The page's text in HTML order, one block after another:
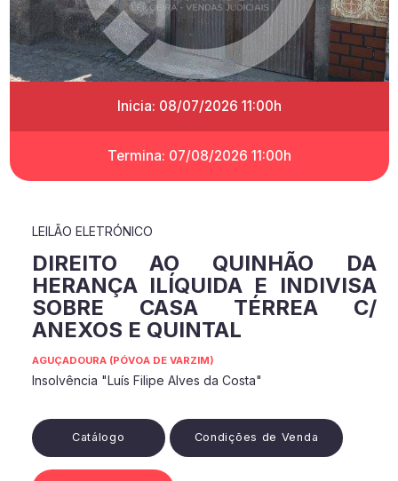
Inicia: 08/07/2026 11:00h
Termina: 07/08/2026 11:00h
LEILÃO ELETRÓNICO
DIREITO AO QUINHÃO DA
HERANÇA ILÍQUIDA E INDIVISA
SOBRE CASA TÉRREA C/
ANEXOS E QUINTAL
AGUÇADOURA (PÓVOA DE VARZIM)
Insolvência "Luís Filipe Alves da Costa"
Catálogo Condições de Venda